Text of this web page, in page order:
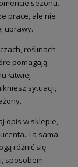
sezonu.
prace, ale nie
uprawy.
roślinach
pomagają
łatwiej
sytuacji,
opis w sklepie,
Ta sama
różnić się
sposobem